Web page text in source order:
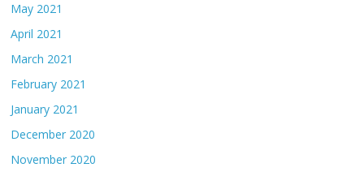
May 2021
April 2021
March 2021
February 2021
January 2021
December 2020
November 2020